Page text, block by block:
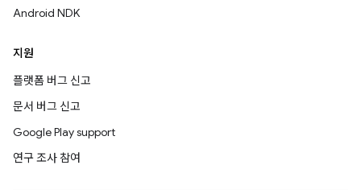
Android NDK
지원
플랫폼 버그 신고
문서 버그 신고
Google Play support
연구 조사 참여